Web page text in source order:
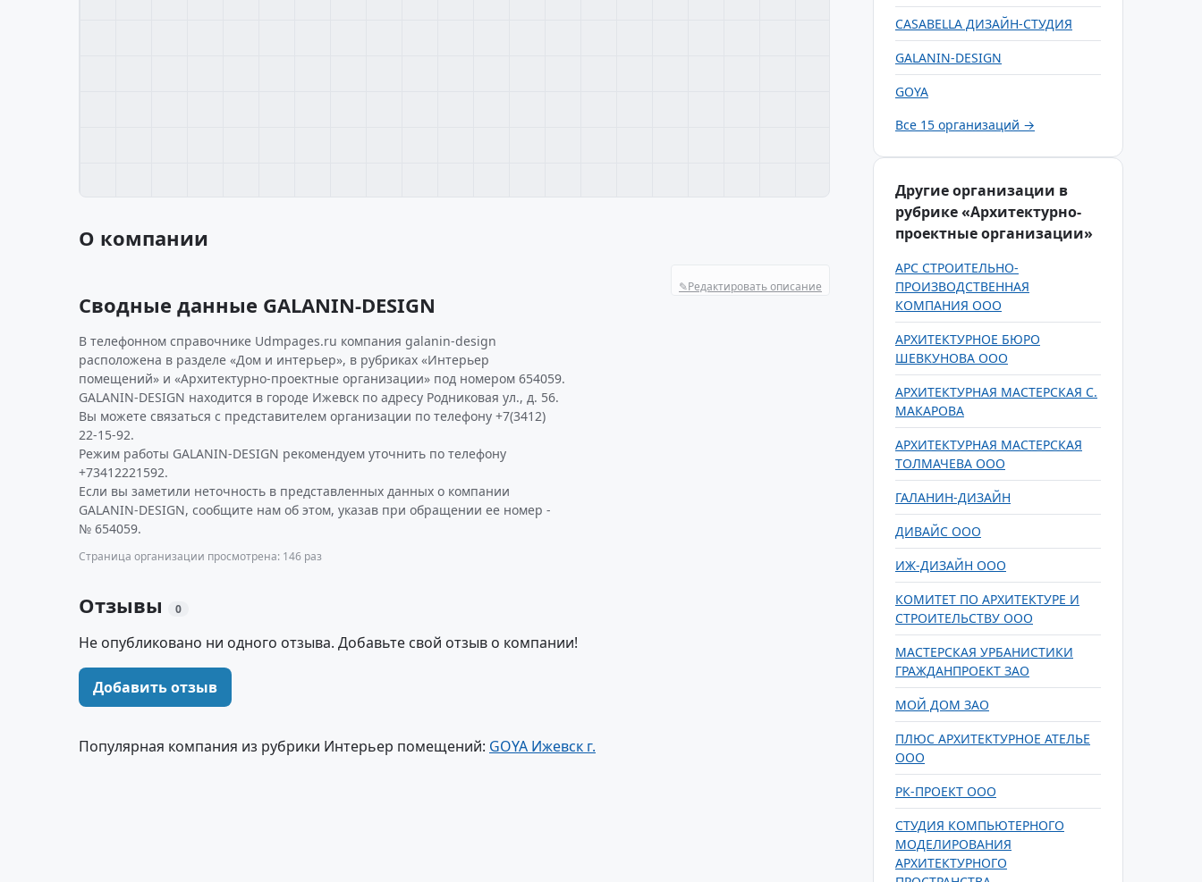
О компании
✎Редактировать описание
Сводные данные GALANIN-DESIGN
В телефонном справочнике Udmpages.ru компания galanin-design
расположена в разделе «Дом и интерьер», в рубриках «Интерьер
помещений» и «Архитектурно-проектные организации» под номером 654059.
GALANIN-DESIGN находится в городе Ижевск по адресу Родниковая ул., д. 56.
Вы можете связаться с представителем организации по телефону +7(3412)
22-15-92.
Режим работы GALANIN-DESIGN рекомендуем уточнить по телефону
+73412221592.
Если вы заметили неточность в представленных данных о компании
GALANIN-DESIGN, сообщите нам об этом, указав при обращении ее номер -
№ 654059.
Страница организации просмотрена: 146 раз
Отзывы 0
Не опубликовано ни одного отзыва. Добавьте свой отзыв о компании!
Добавить отзыв
Популярная компания из рубрики Интерьер помещений: GOYA Ижевск г.
CASABELLA ДИЗАЙН-СТУДИЯ
GALANIN-DESIGN
GOYA
Все 15 организаций →
Другие организации в
рубрике «Архитектурно-
проектные организации»
АРС СТРОИТЕЛЬНО-
ПРОИЗВОДСТВЕННАЯ
КОМПАНИЯ ООО
АРХИТЕКТУРНОЕ БЮРО
ШЕВКУНОВА ООО
АРХИТЕКТУРНАЯ МАСТЕРСКАЯ С.
МАКАРОВА
АРХИТЕКТУРНАЯ МАСТЕРСКАЯ
ТОЛМАЧЕВА ООО
ГАЛАНИН-ДИЗАЙН
ДИВАЙС ООО
ИЖ-ДИЗАЙН ООО
КОМИТЕТ ПО АРХИТЕКТУРЕ И
СТРОИТЕЛЬСТВУ ООО
МАСТЕРСКАЯ УРБАНИСТИКИ
ГРАЖДАНПРОЕКТ ЗАО
МОЙ ДОМ ЗАО
ПЛЮС АРХИТЕКТУРНОЕ АТЕЛЬЕ
ООО
РК-ПРОЕКТ ООО
СТУДИЯ КОМПЬЮТЕРНОГО
МОДЕЛИРОВАНИЯ
АРХИТЕКТУРНОГО